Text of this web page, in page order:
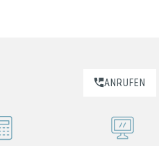
ANRUFEN